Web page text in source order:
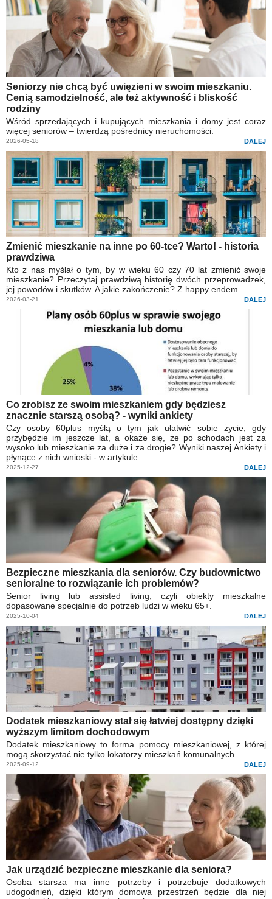
Seniorzy nie chcą być uwięzieni w swoim mieszkaniu.
Cenią samodzielność, ale też aktywność i bliskość
rodziny
Wśród sprzedających i kupujących mieszkania i domy jest coraz
więcej seniorów – twierdzą pośrednicy nieruchomości.
2026-05-18 DALEJ
Zmienić mieszkanie na inne po 60-tce? Warto! - historia
prawdziwa
Kto z nas myślał o tym, by w wieku 60 czy 70 lat zmienić swoje
mieszkanie? Przeczytaj prawdziwą historię dwóch przeprowadzek,
jej powodów i skutków. A jakie zakończenie? Z happy endem.
2026-03-21 DALEJ
Co zrobisz ze swoim mieszkaniem gdy będziesz
znacznie starszą osobą? - wyniki ankiety
Czy osoby 60plus myślą o tym jak ułatwić sobie życie, gdy
przybędzie im jeszcze lat, a okaże się, że po schodach jest za
wysoko lub mieszkanie za duże i za drogie? Wyniki naszej Ankiety i
płynące z nich wnioski - w artykule.
2025-12-27 DALEJ
Bezpieczne mieszkania dla seniorów. Czy budownictwo
senioralne to rozwiązanie ich problemów?
Senior living lub assisted living, czyli obiekty mieszkalne
dopasowane specjalnie do potrzeb ludzi w wieku 65+.
2025-10-04 DALEJ
Dodatek mieszkaniowy stał się łatwiej dostępny dzięki
wyższym limitom dochodowym
Dodatek mieszkaniowy to forma pomocy mieszkaniowej, z której
mogą skorzystać nie tylko lokatorzy mieszkań komunalnych.
2025-09-12 DALEJ
Jak urządzić bezpieczne mieszkanie dla seniora?
Osoba starsza ma inne potrzeby i potrzebuje dodatkowych
udogodnień, dzięki którym domowa przestrzeń będzie dla niej